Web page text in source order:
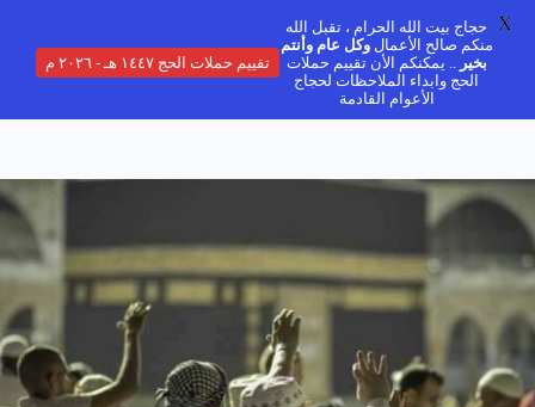
حجاج بيت الله الحرام ، تقبل الله
منكم صالح الأعمالوكل عام وأنتم
بخير .. يمكنكم الأن تقييم حملات
الحج وابداء الملاحظات لحجاج
الأعوام القادمة
تقييم حملات الحج ١٤٤٧ هـ - ٢٠٢٦ م
X